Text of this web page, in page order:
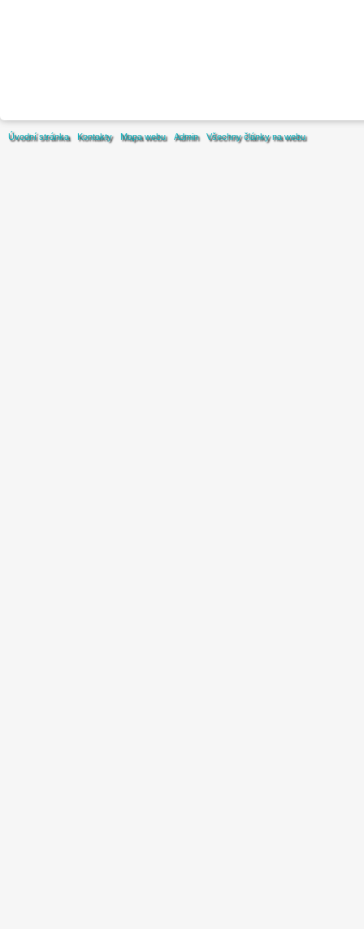
Úvodní stránka Kontakty Mapa webu Admin Všechny články na webu